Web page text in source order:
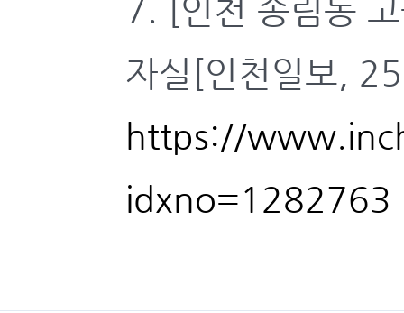
7. [인천 송림동
자실[인천일보,
https://
idxno=1282763